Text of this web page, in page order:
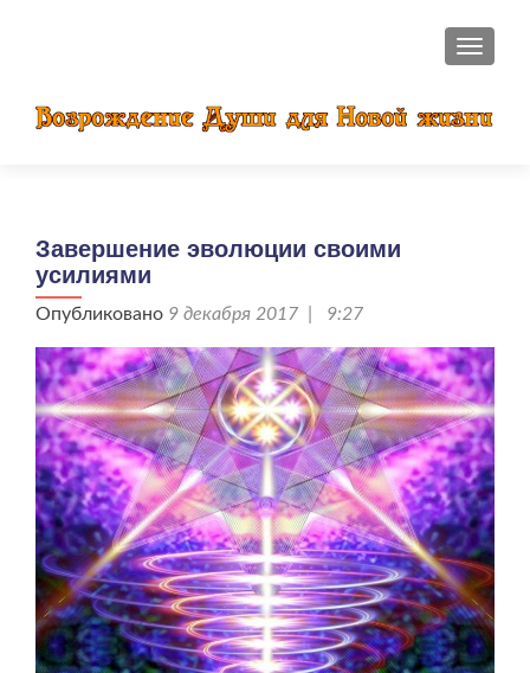
Завершение эволюции своими
усилиями
Опубликовано 9 декабря 2017 | 9:27